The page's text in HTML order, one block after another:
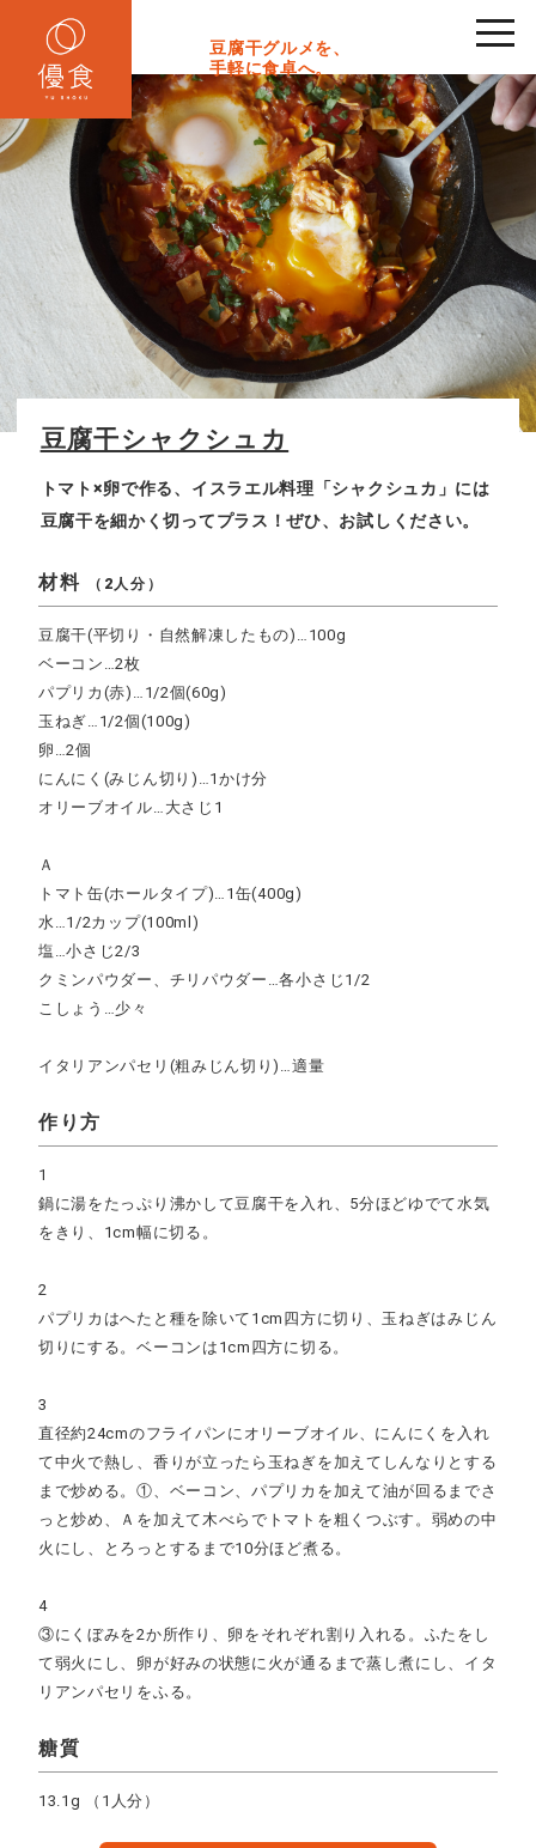
豆腐干グルメを、
手軽に食卓へ。
toggle
豆腐干シャクシュカ
トマト×卵で作る、イスラエル料理「シャクシュカ」には
豆腐干を細かく切ってプラス！ぜひ、お試しください。
材料 （2人分）
豆腐干(平切り・自然解凍したもの)…100g
ベーコン…2枚
パプリカ(赤)…1/2個(60g)
玉ねぎ…1/2個(100g)
卵…2個
にんにく(みじん切り)…1かけ分
オリーブオイル…大さじ1
Ａ
トマト缶(ホールタイプ)…1缶(400g)
水…1/2カップ(100ml)
塩…小さじ2/3
クミンパウダー、チリパウダー…各小さじ1/2
こしょう…少々
イタリアンパセリ(粗みじん切り)…適量
作り方
1
鍋に湯をたっぷり沸かして豆腐干を入れ、5分ほどゆでて水気
をきり、1cm幅に切る。
2
パプリカはへたと種を除いて1cm四方に切り、玉ねぎはみじん
切りにする。ベーコンは1cm四方に切る。
3
直径約24cmのフライパンにオリーブオイル、にんにくを入れ
て中火で熱し、香りが立ったら玉ねぎを加えてしんなりとする
まで炒める。①、ベーコン、パプリカを加えて油が回るまでさ
っと炒め、Ａを加えて木べらでトマトを粗くつぶす。弱めの中
火にし、とろっとするまで10分ほど煮る。
4
③にくぼみを2か所作り、卵をそれぞれ割り入れる。ふたをし
て弱火にし、卵が好みの状態に火が通るまで蒸し煮にし、イタ
リアンパセリをふる。
糖質
13.1g （1人分）